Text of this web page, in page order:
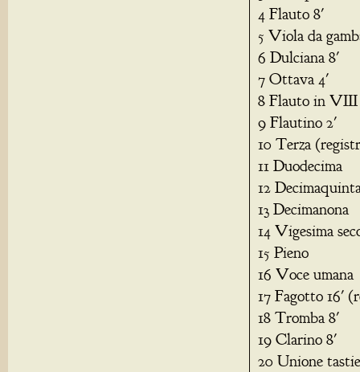
4 Flauto 8'
5 Viola da
6 Dulciana 8'
7 Ottava 4'
8 Flauto in
9 Flautino 2'
10 Terza
11 Duodecima
12
13 Decimanona
14 Vigesima
15 Pieno
16 Voce umana
17 Fagotto 16'
18 Tromba 8'
19 Clarino 8'
20 Unione